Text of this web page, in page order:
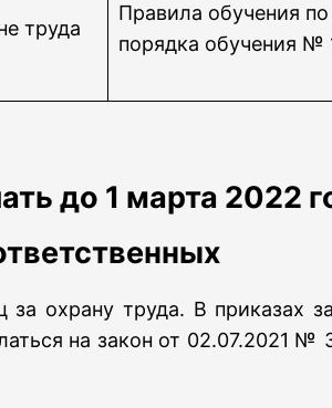
труда
Правила обучения
порядка обучения №
до 1 марта 2022
охрану труда. В приказах
на закон от 02.07.2021 №